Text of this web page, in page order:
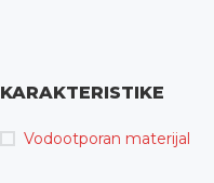
KARAKTERISTIKE
Vodootporan materijal